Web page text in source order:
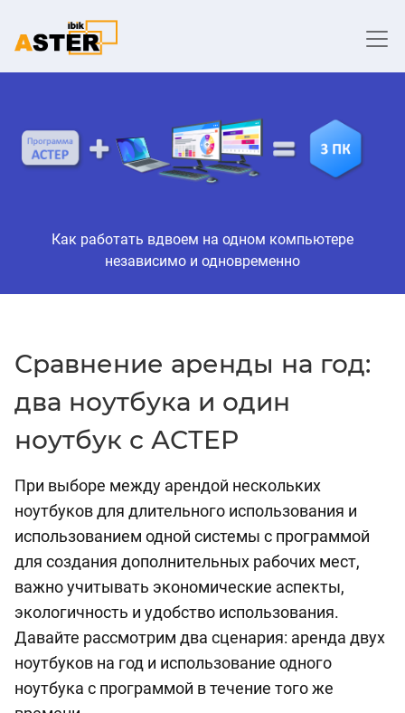
Как работать вдвоем на одном компьютере
независимо и одновременно
Сравнение аренды на год:
два ноутбука и один
ноутбук с АСТЕР
При выборе между арендой нескольких
ноутбуков для длительного использования и
использованием одной системы с программой
для создания дополнительных рабочих мест,
важно учитывать экономические аспекты,
экологичность и удобство использования.
Давайте рассмотрим два сценария: аренда двух
ноутбуков на год и использование одного
ноутбука с программой в течение того же